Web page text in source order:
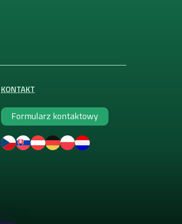
KONTAKT
Formularz kontaktowy